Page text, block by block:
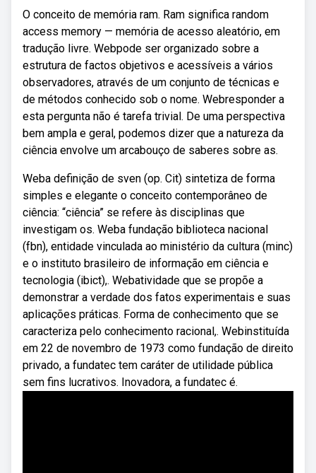
O conceito de memória ram. Ram significa random
access memory — memória de acesso aleatório, em
tradução livre. Webpode ser organizado sobre a
estrutura de factos objetivos e acessíveis a vários
observadores, através de um conjunto de técnicas e
de métodos conhecido sob o nome. Webresponder a
esta pergunta não é tarefa trivial. De uma perspectiva
bem ampla e geral, podemos dizer que a natureza da
ciência envolve um arcabouço de saberes sobre as.
Weba definição de sven (op. Cit) sintetiza de forma
simples e elegante o conceito contemporâneo de
ciência: “ciência” se refere às disciplinas que
investigam os. Weba fundação biblioteca nacional
(fbn), entidade vinculada ao ministério da cultura (minc)
e o instituto brasileiro de informação em ciência e
tecnologia (ibict),. Webatividade que se propõe a
demonstrar a verdade dos fatos experimentais e suas
aplicações práticas. Forma de conhecimento que se
caracteriza pelo conhecimento racional,. Webinstituída
em 22 de novembro de 1973 como fundação de direito
privado, a fundatec tem caráter de utilidade pública
sem fins lucrativos. Inovadora, a fundatec é.